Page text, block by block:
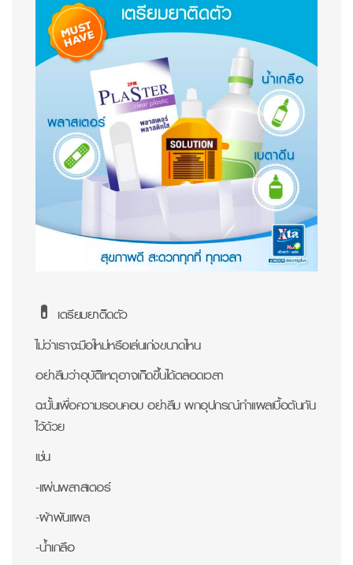
💊 เตรียมยาติดตัว
ไม่ว่าเราจะมือใหม่หรือเล่นเก่งขนาดไหน
อย่าลืมว่าอุบัติเหตุอาจเกิดขึ้นได้ตลอดเวลา
ฉะนั้นเพื่อความรอบคอบ อย่าลืม พกอุปกรณ์ทำแผลเบื้อต้นกัน
ไว้ด้วย
เช่น
-แผ่นพลาสเตอร์
-ผ้าพันแผล
-น้ำเกลือ